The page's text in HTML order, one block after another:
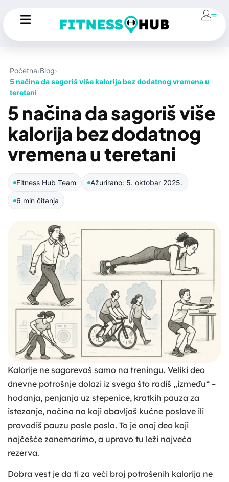
Početna Blog
5 načina da sagoriš više kalorija bez dodatnog vremena u
teretani
5 načina da sagoriš više
kalorija bez dodatnog
vremena u teretani
Fitness Hub Team Ažurirano: 5. oktobar 2025.
6 min čitanja
Kalorije ne sagorevaš samo na treningu. Veliki deo
dnevne potrošnje dolazi iz svega što radiš „između“ –
hodanja, penjanja uz stepenice, kratkih pauza za
istezanje, načina na koji obavljaš kućne poslove ili
provodiš pauzu posle posla. To je onaj deo koji
najčešće zanemarimo, a upravo tu leži najveća
rezerva.
Dobra vest je da ti za veći broj potrošenih kalorija ne